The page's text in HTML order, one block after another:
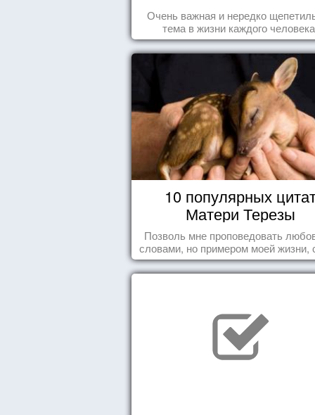
Очень важная и нередко
тема в жизни каждого
10 популярных
Матери Терезы
Позволь мне проповедовать
словами, но примером моей жизни,
влечения, воодушевляющим